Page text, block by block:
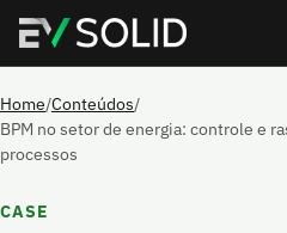
Home/Conteúdos/
BPM no setor de energia: controle e
processos
CASE